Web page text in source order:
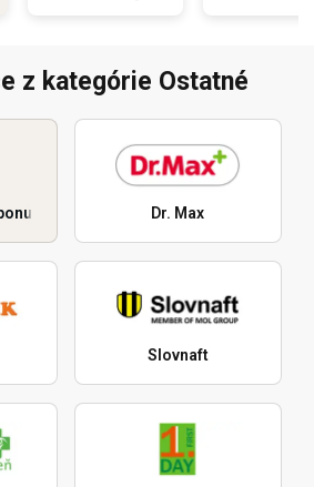
z kategórie Ostatné
Dr. Max
Slovnaft